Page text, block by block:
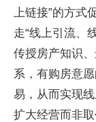
上链接”的方
走“线上引流、
传授房产知识
系，有购房意
易，从而实现
扩大经营而非